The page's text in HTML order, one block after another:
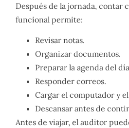
Después de la jornada, contar
funcional permite:
Revisar notas.
Organizar documentos.
Preparar la agenda del
Responder correos.
Cargar el computador y
Descansar antes de
Antes de viajar, el auditor